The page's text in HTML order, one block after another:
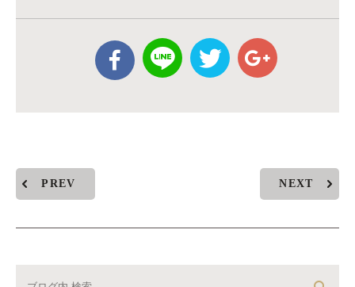
PREV NEXT